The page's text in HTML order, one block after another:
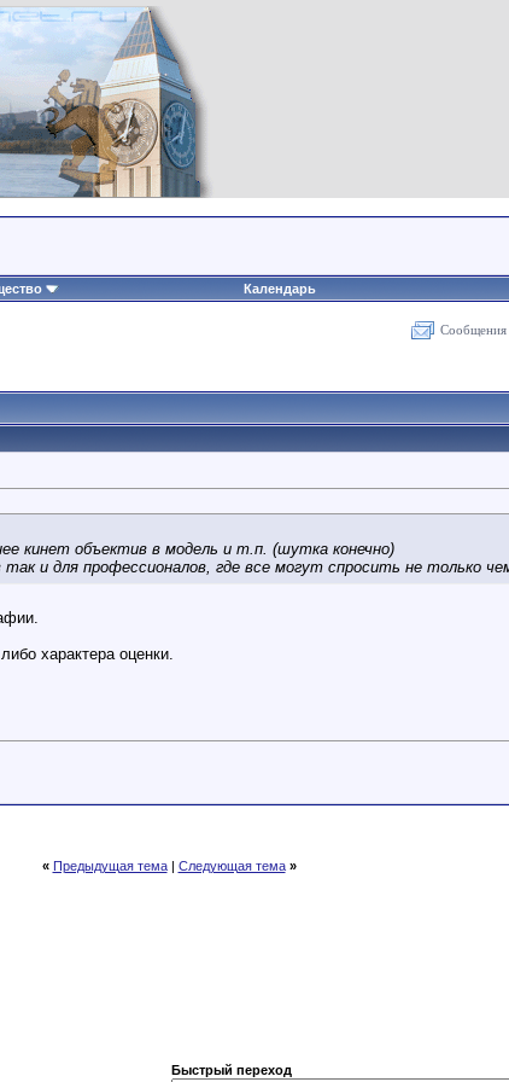
Календарь
Сообщения
кинет объектив в модель и т.п. (шутка конечно)
так и для профессионалов, где все могут спросить не только
характера оценки.
« Предыдущая тема| Следующая тема »
Быстрый переход